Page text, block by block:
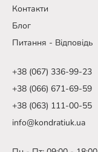
Контакти
Блог
Питання - Відповідь
+38 (067) 336-99-23
+38 (066) 671-69-59
+38 (063) 111-00-55
info@kondratiuk.ua